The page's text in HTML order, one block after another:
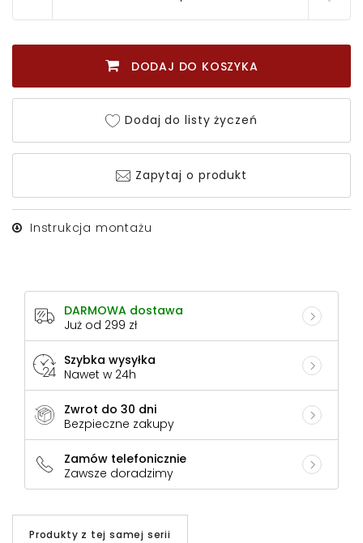
DODAJ DO KOSZYKA
Dodaj do listy życzeń
Zapytaj o produkt
Instrukcja montażu
DARMOWA dostawa
Już od 299 zł
Szybka wysyłka
Nawet w 24h
Zwrot do 30 dni
Bezpieczne zakupy
Zamów telefonicznie
Zawsze doradzimy
Produkty z tej samej serii